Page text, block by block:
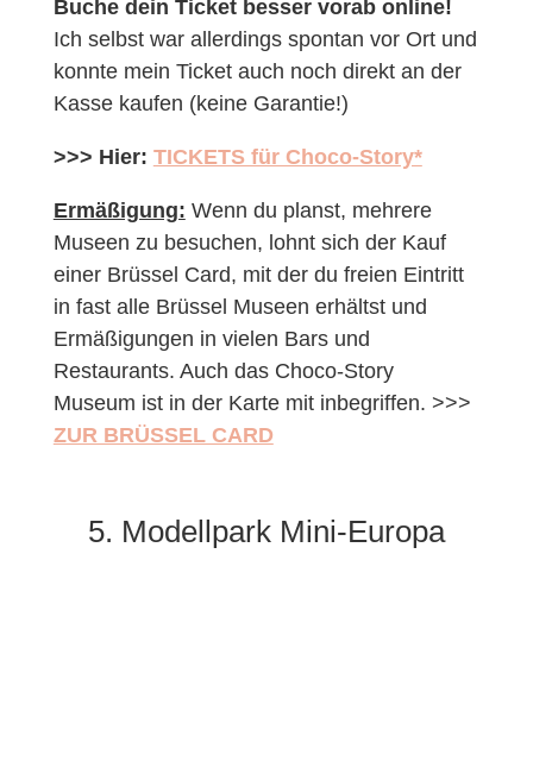
Buche dein Ticket besser vorab online!
Ich selbst war allerdings spontan vor Ort und
konnte mein Ticket auch noch direkt an der
Kasse kaufen (keine Garantie!)
>>> Hier: TICKETS für Choco-Story*
Ermäßigung: Wenn du planst, mehrere
Museen zu besuchen, lohnt sich der Kauf
einer Brüssel Card, mit der du freien Eintritt
in fast alle Brüssel Museen erhältst und
Ermäßigungen in vielen Bars und
Restaurants. Auch das Choco-Story
Museum ist in der Karte mit inbegriffen. >>>
ZUR BRÜSSEL CARD
5. Modellpark Mini-Europa